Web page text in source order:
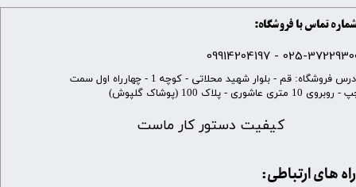
شماره تماس با فروشگاه:
025-37229300 -
کیفیت دستور کار ماست
​آدرس فروشگاه: قم - بلوار شهید محلاتی - کوچه 1 - چهارراه اول سمت
10 متری عاشوری - پلاک 100 (پوشاک گلپوش)
​​راه های ارتباطی: